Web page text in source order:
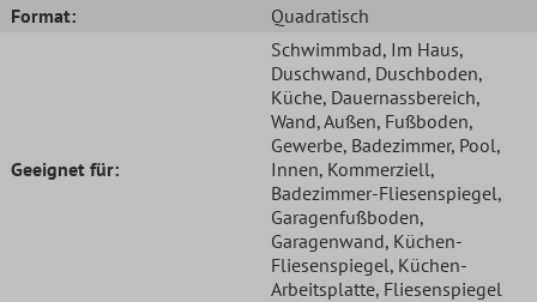
Format:
Quadratisch
Geeignet für:
Schwimmbad, Im Haus,
Duschwand, Duschboden,
Küche, Dauernassbereich,
Wand, Außen, Fußboden,
Gewerbe, Badezimmer, Pool,
Innen, Kommerziell,
Badezimmer-Fliesenspiegel,
Garagenfußboden,
Garagenwand, Küchen-
Fliesenspiegel, Küchen-
Arbeitsplatte, Fliesenspiegel